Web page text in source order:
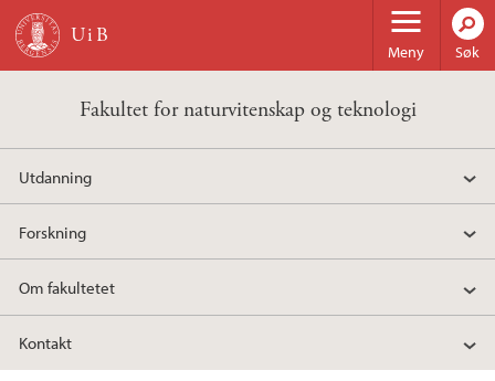
Hopp til hovedinnhold
Meny Søk
Fakultet for naturvitenskap og teknologi
Utdanning
Forskning
Om fakultetet
Kontakt